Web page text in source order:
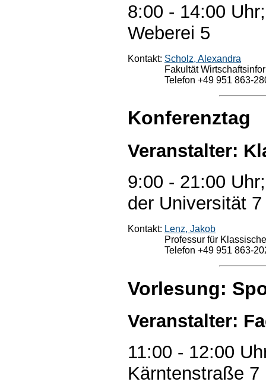
8:00 - 14:00
Weberei 5
Kontakt: Scholz, Alexandra
Fakultät
Telefon +49 951 863-
Konferenztag
Veranstalter:
9:00 - 21:00
der Universität 7
Kontakt: Lenz, Jakob
Professur für
Telefon +49 951 863-
Vorlesung:
Veranstalter:
11:00 - 12:00
Kärntenstraße 7